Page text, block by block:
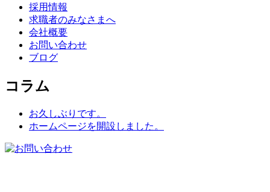
採用情報
求職者のみなさまへ
会社概要
お問い合わせ
ブログ
コラム
お久しぶりです。
ホームページを開設しました。